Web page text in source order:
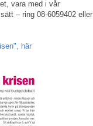
vara med i vår
– ring 08-6059402 eller
här